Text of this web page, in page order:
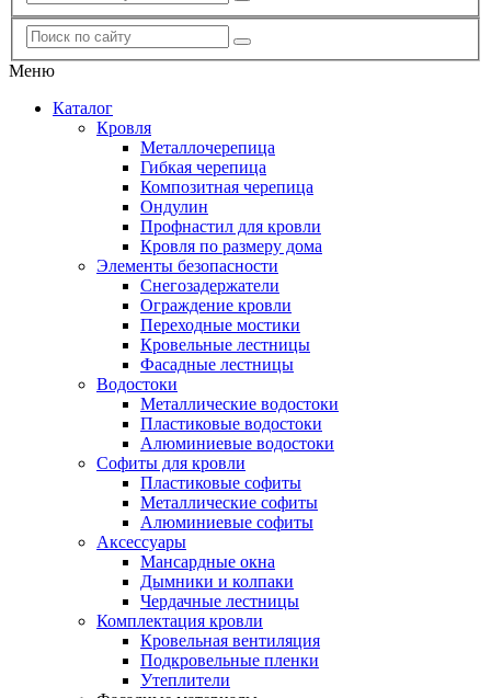
Меню
Каталог
Кровля
Металлочерепица
Гибкая черепица
Композитная черепица
Ондулин
Профнастил для кровли
Кровля по размеру дома
Элементы безопасности
Снегозадержатели
Ограждение кровли
Переходные мостики
Кровельные лестницы
Фасадные лестницы
Водостоки
Металлические водостоки
Пластиковые водостоки
Алюминиевые водостоки
Софиты для кровли
Пластиковые софиты
Металлические софиты
Алюминиевые софиты
Аксессуары
Мансардные окна
Дымники и колпаки
Чердачные лестницы
Комплектация кровли
Кровельная вентиляция
Подкровельные пленки
Утеплители